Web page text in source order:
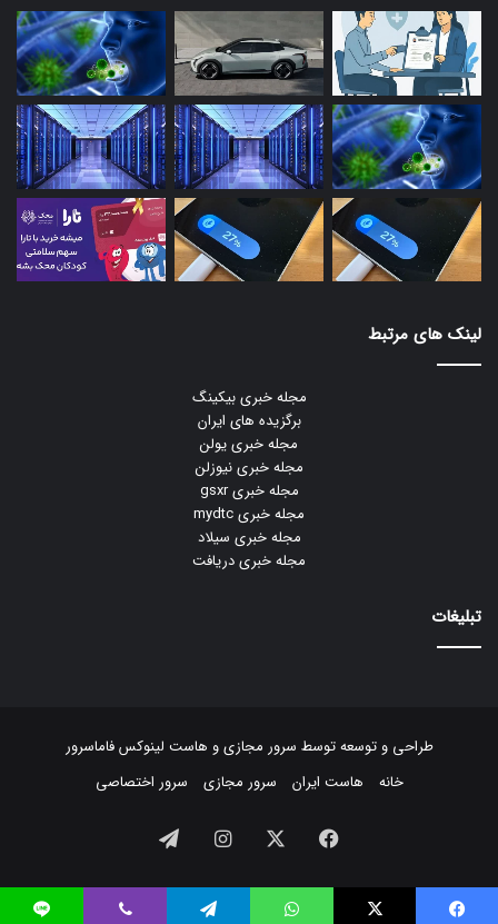
لینک های مرتبط
مجله خبری بیکینگ
برگزیده های ایران
مجله خبری یولن
مجله خبری نیوزلن
مجله خبری gsxr
مجله خبری mydtc
مجله خبری سیلاد
مجله خبری دریافت
تبلیغات
طراحی و توسعه توسط سرور مجازیو هاست لینوکسفاماسرور
خانه
هاست ایران سرور مجازی سرور اختصاصی
فیسبوک ایکس اینستاگرام